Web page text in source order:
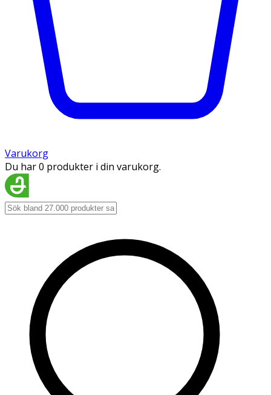
Varukorg
Du har 0 produkter i din varukorg.